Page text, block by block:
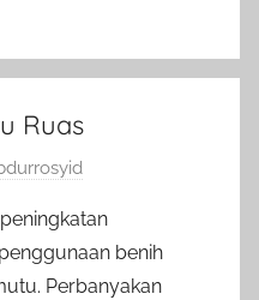
Ruas
benih
Perbanyakan